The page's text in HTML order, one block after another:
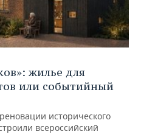
жилье для
или событийный
исторического
всероссийский